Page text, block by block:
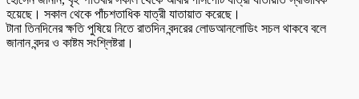
হয়েছে। সকাল থেকে পাঁচশতাধিক যাত্রী যাতায়াত করেছে।
টানা তিনদিনের ক্ষতি পুষিয়ে নিতে রাতদিন বন্দরের লোডআনলোডিং সচল থাকবে বলে
জানান বন্দর ও কাষ্টম সংশ্লিষ্টরা।